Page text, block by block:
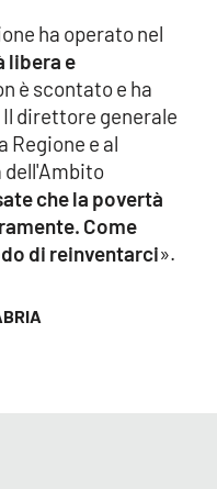
ha operato nel
libera e
è scontato e ha
direttore generale
Regione e al
dell'Ambito
che la povertà
Come
di reinventarci».